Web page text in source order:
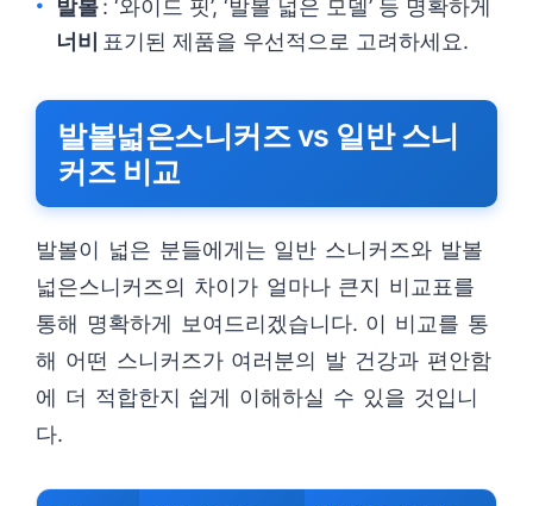
발볼
너비
: ‘와이드 핏’, ‘발볼 넓은 모델’ 등 명확하게
표기된 제품을 우선적으로 고려하세요.
발볼넓은스니커즈 vs 일반 스니
커즈 비교
발볼이 넓은 분들에게는 일반 스니커즈와 발볼
넓은스니커즈의 차이가 얼마나 큰지 비교표를
통해 명확하게 보여드리겠습니다. 이 비교를 통
해 어떤 스니커즈가 여러분의 발 건강과 편안함
에 더 적합한지 쉽게 이해하실 수 있을 것입니
다.